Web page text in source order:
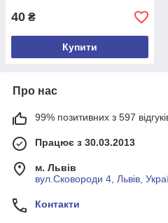
40 ₴
Купити
Про нас
99% позитивних з 597
Працює з 30.03.2013
м. Львів
вул.Сковороди 4, Львів,
Контакти